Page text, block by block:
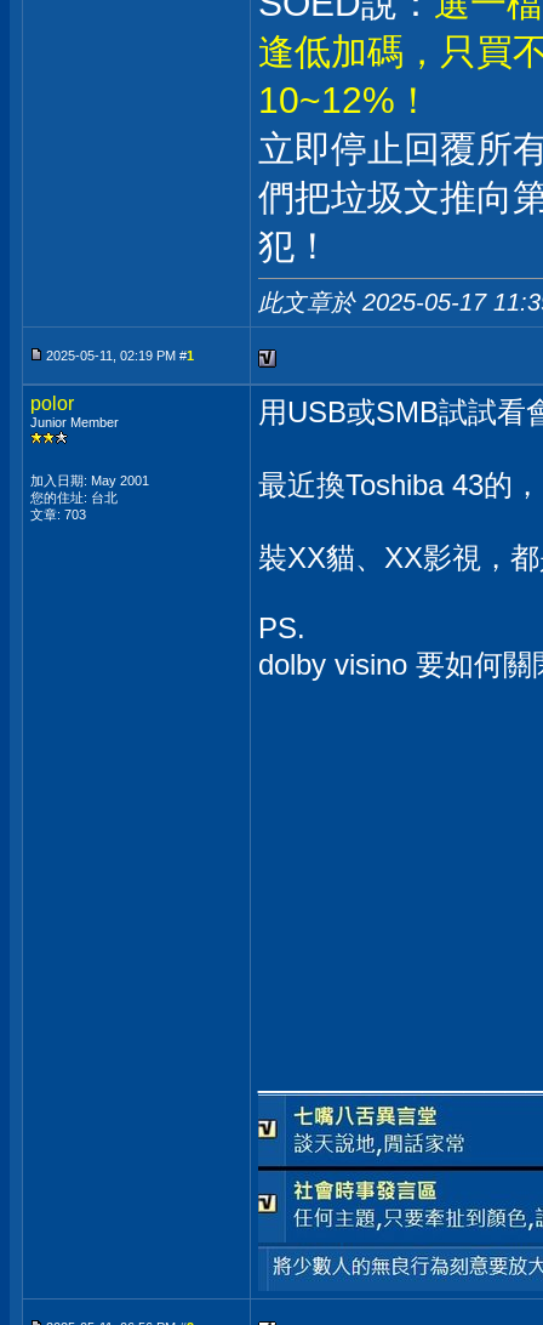
逢低加碼，只買
10~12%！
立即停止回覆所
們把垃圾文推向
犯！
此文章於 2025-05-17
2025-05-11, 02:19 PM #1
polor
Junior Member
加入日期: May 2001
您的住址: 台北
文章: 703
用USB或SMB試試看
最近換Toshiba 43的，
裝XX貓、XX影視，
PS.
dolby visino 要如何關